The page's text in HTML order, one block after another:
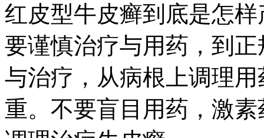
红皮型牛皮癣到底是怎
要谨慎治疗与用药，到
与治疗，从病根上调理
重。不要盲目用药，激